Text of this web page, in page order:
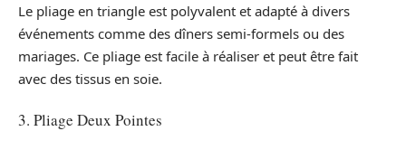
Le pliage en triangle est polyvalent et adapté à divers
événements comme des dîners semi-formels ou des
mariages. Ce pliage est facile à réaliser et peut être fait
avec des tissus en soie.
3. Pliage Deux Pointes